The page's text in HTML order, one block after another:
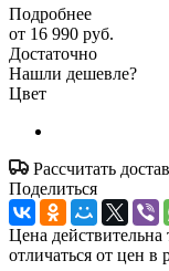
Подробнее
от 16 990 руб.
Достаточно
Нашли дешевле?
Цвет
Рассчитать
Поделиться
Цена действительна
отличаться от цен в